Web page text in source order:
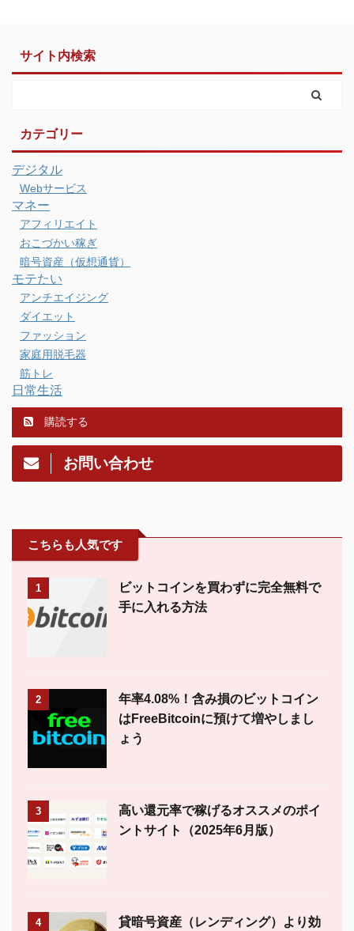
サイト内検索
カテゴリー
デジタル
Webサービス
マネー
アフィリエイト
おこづかい稼ぎ
暗号資産（仮想通貨）
モテたい
アンチエイジング
ダイエット
ファッション
家庭用脱毛器
筋トレ
日常生活
購読する
お問い合わせ
こちらも人気です
1
ビットコインを買わずに完全無料で
手に入れる方法
2
年率4.08%！含み損のビットコイン
はFreeBitcoinに預けて増やしまし
ょう
3
高い還元率で稼げるオススメのポイ
ントサイト（2025年6月版）
4
貸暗号資産（レンディング）より効